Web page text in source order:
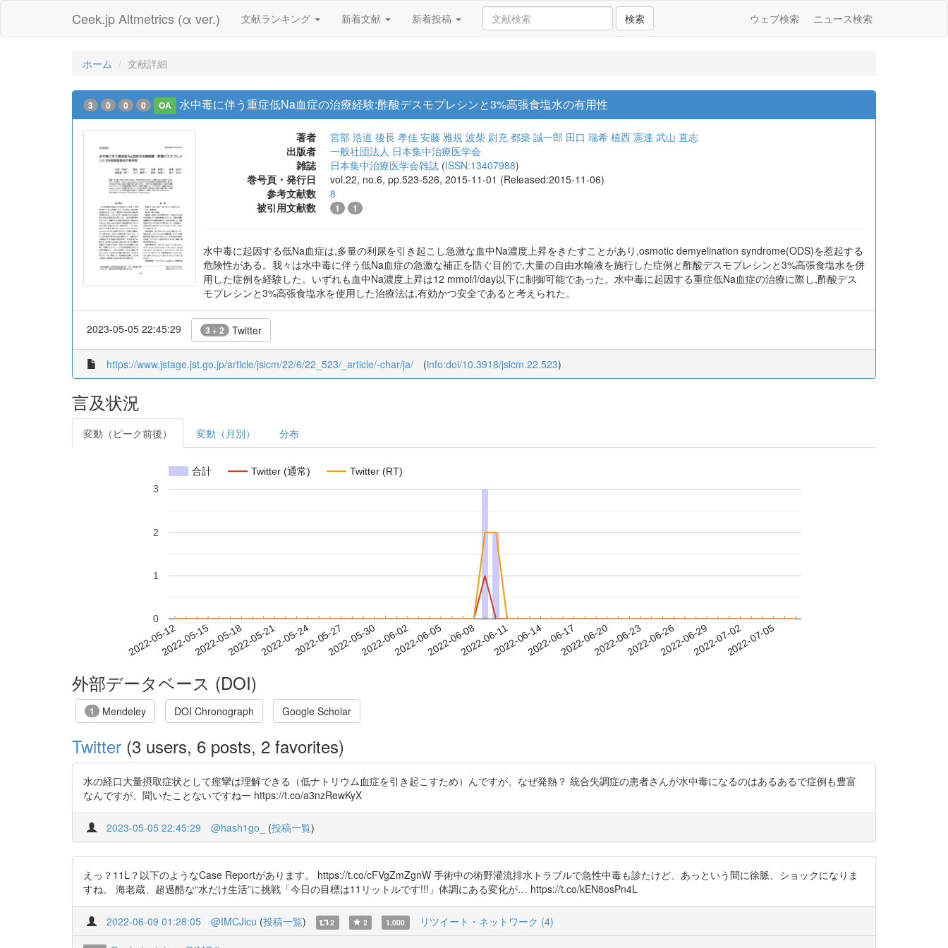
Ceek.jp Altmetrics (α ver.) 文献ランキング 新着文献 新着投稿 検索 ウェブ検索 ニュース検索
ホーム 文献詳細
3 0 0 0 OA 水中毒に伴う重症低Na血症の治療経験:酢酸デスモプレシンと3%高張食塩水の有用性
著者 宮部 浩道 後長 孝佳 安藤 雅規 波柴 尉充 都築 誠一郎 田口 瑞希 植西 憲達 武山 直志
出版者
一般社団法人 日本集中治療医学会
雑誌
日本集中治療医学会雑誌 (ISSN:13407988)
巻号頁・発行日
vol.22, no.6, pp.523-526, 2015-11-01 (Released:2015-11-06)
参考文献数
8
被引用文献数
1 1
水中毒に起因する低Na血症は,多量の利尿を引き起こし急激な血中Na濃度上昇をきたすことがあり,osmotic demyelination syndrome(ODS)を惹起する
危険性がある。我々は水中毒に伴う低Na血症の急激な補正を防ぐ目的で,大量の自由水輸液を施行した症例と酢酸デスモプレシンと3%高張食塩水を併
用した症例を経験した。いずれも血中Na濃度上昇は12 mmol/l/day以下に制御可能であった。水中毒に起因する重症低Na血症の治療に際し,酢酸デス
モプレシンと3%高張食塩水を使用した治療法は,有効かつ安全であると考えられた。
2023-05-05 22:45:29 3 + 2 Twitter
https://www.jstage.jst.go.jp/article/jsicm/22/6/22_523/_article/-char/ja/ (info:doi/10.3918/jsicm.22.523)
言及状況
変動（ピーク前後） 変動（月別） 分布
合計 Twitter (通常) Twitter (RT)
2022-05-122022-05-152022-05-182022-05-212022-05-242022-05-272022-05-302022-06-022022-06-052022-06-082022-06-112022-06-142022-06-172022-06-202022-06-232022-06-262022-06-292022-07-022022-07-05
0
1
2
3
外部データベース (DOI)
1 Mendeley DOI Chronograph Google Scholar
Twitter (3 users, 6 posts, 2 favorites)
水の経口大量摂取症状として痙攣は理解できる（低ナトリウム血症を引き起こすため）んですが、なぜ発熱？ 統合失調症の患者さんが水中毒になるのはあるあるで症例も豊富
なんですが、聞いたことないですねー https://t.co/a3nzRewKyX
2023-05-05 22:45:29 @hash1go_ (投稿一覧)
えっ？11L？以下のようなCase Reportがあります。 https://t.co/cFVgZmZgnW 手術中の術野灌流排水トラブルで急性中毒も診たけど、あっという間に徐脈、ショックになりま
すね。 海老蔵、超過酷な“水だけ生活”に挑戦「今日の目標は11リットルです!!!」体調にある変化が… https://t.co/kEN8osPn4L
2022-06-09 01:28:05 @IMCJicu (投稿一覧) 2 2 1.000 リツイート・ネットワーク (4)